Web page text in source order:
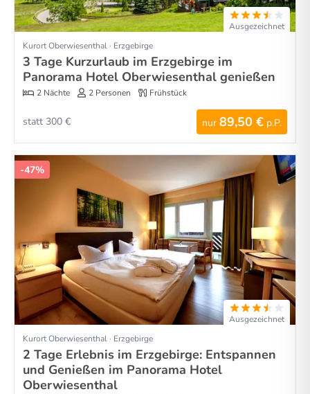
Ausgezeichnet
Kurort Oberwiesenthal · Erzgebirge
3 Tage Kurzurlaub im Erzgebirge im
Panorama Hotel Oberwiesenthal genießen
2 Nächte 2 Personen Frühstück
nur 89,50 € p.P.
statt 300 €
-47%
Ausgezeichnet
Kurort Oberwiesenthal · Erzgebirge
2 Tage Erlebnis im Erzgebirge: Entspannen
und Genießen im Panorama Hotel
Oberwiesenthal